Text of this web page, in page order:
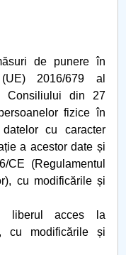
de punere în
2016/679 al
Consiliului din 27
fizice în
cu caracter
a acestor date și
(Regulamentul
cu modificările și
liberul acces la
cu modificările și